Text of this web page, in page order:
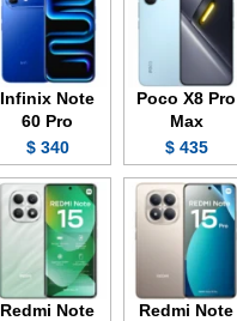
Poco X8 Pro
Max
435 $
Infinix Note
60 Pro
340 $
Redmi Note
Redmi Note